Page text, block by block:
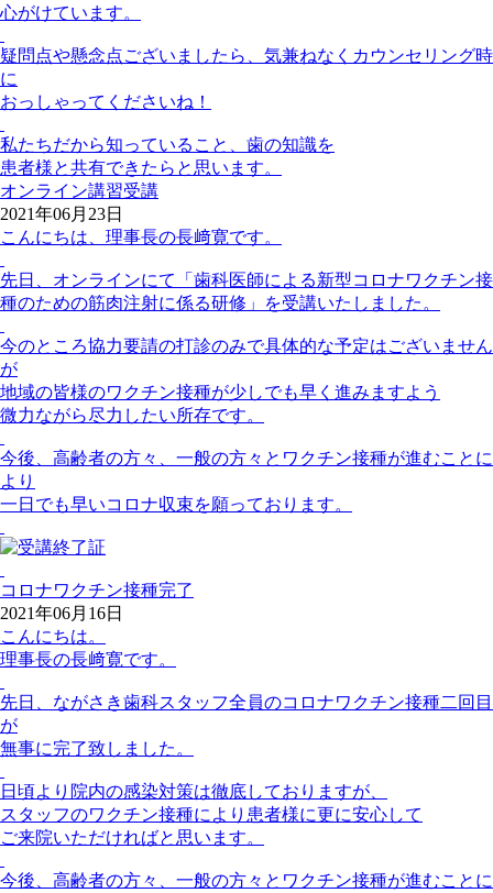
心がけています。
疑問点や懸念点ございましたら、気兼ねなくカウンセリング時
に
おっしゃってくださいね！
私たちだから知っていること、歯の知識を
患者様と共有できたらと思います。
オンライン講習受講
2021年06月23日
こんにちは、理事長の長﨑寛です。
先日、オンラインにて「歯科医師による新型コロナワクチン接
種のための筋肉注射に係る研修」を受講いたしました。
今のところ協力要請の打診のみで具体的な予定はございません
が
地域の皆様のワクチン接種が少しでも早く進みますよう
微力ながら尽力したい所存です。
今後、高齢者の方々、一般の方々とワクチン接種が進むことに
より
一日でも早いコロナ収束を願っております。
コロナワクチン接種完了
2021年06月16日
こんにちは。
理事長の長﨑寛です。
先日、ながさき歯科スタッフ全員のコロナワクチン接種二回目
が
無事に完了致しました。
日頃より院内の感染対策は徹底しておりますが、
スタッフのワクチン接種により患者様に更に安心して
ご来院いただければと思います。
今後、高齢者の方々、一般の方々とワクチン接種が進むことに